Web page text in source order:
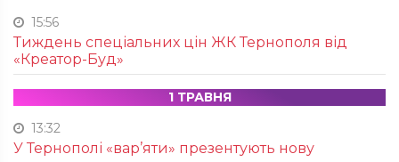
15:56
Тиждень спеціальних цін ЖК Тернополя від
«Креатор-Буд»
1 ТРАВНЯ
13:32
У Тернополі «вар’яти» презентують нову